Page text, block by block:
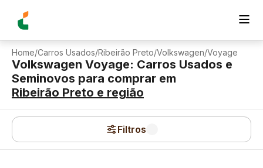
Home/Carros Usados/Ribeirão Preto/Volkswagen/Voyage
Volkswagen Voyage: Carros Usados e
Seminovos para comprar em
Ribeirão Preto e região
Filtros